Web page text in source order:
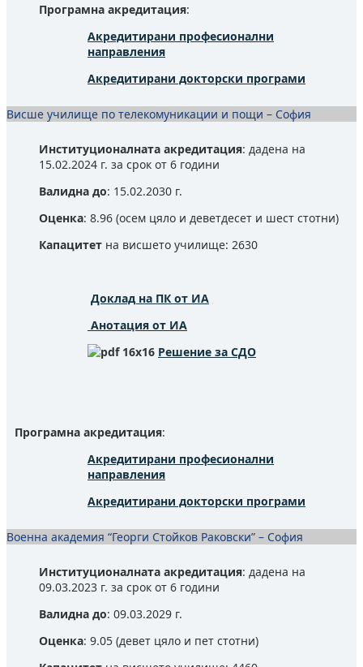
Програмна акредитация:
Акредитирани професионални
направления
Акредитирани докторски програми
Висше училище по телекомуникации и пощи – София
Институционалната акредитация: дадена на
15.02.2024 г. за срок от 6 години
Валидна до: 15.02.2030 г.
Оценка: 8.96 (осем цяло и деветдесет и шест стотни)
Капацитет на висшето училище: 2630
Доклад на ПК от ИА
Анотация от ИА
Решение за СДО
Програмна акредитация:
Акредитирани професионални
направления
Акредитирани докторски програми
Военна академия “Георги Стойков Раковски” – София
Институционалната акредитация: дадена на
09.03.2023 г. за срок от 6 години
Валидна до: 09.03.2029 г.
Оценка: 9.05 (девет цяло и пет стотни)